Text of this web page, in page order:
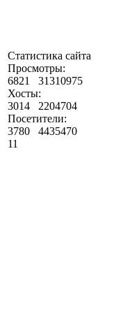
Статистика сайта
Просмотры:
6821
31310975
Хосты:
3014
2204704
Посетители:
3780
4435470
11